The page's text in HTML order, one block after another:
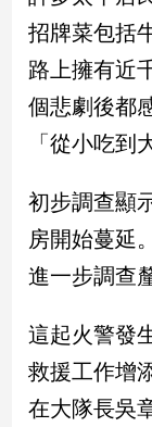
社
地
方
新
毒
專
區
南
台
灣
觀
招牌菜包括
路上擁有近
個悲劇後都
「從小吃到
初步調查顯
房開始蔓延
進一步調查
這起火警發
救援工作增
在大隊長吳